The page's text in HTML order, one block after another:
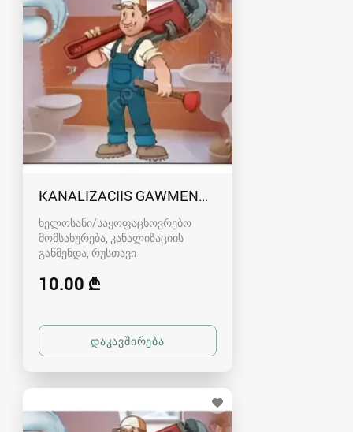
KANALIZACIIS GAWMENDA RUSTAVSHI -
ხელოსანი/საყოფაცხოვრებო
მომსახურება, კანალიზაციის
გაწმენდა რუსთავი
10.00 ₾